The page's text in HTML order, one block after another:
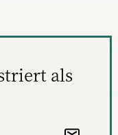
kennen
als